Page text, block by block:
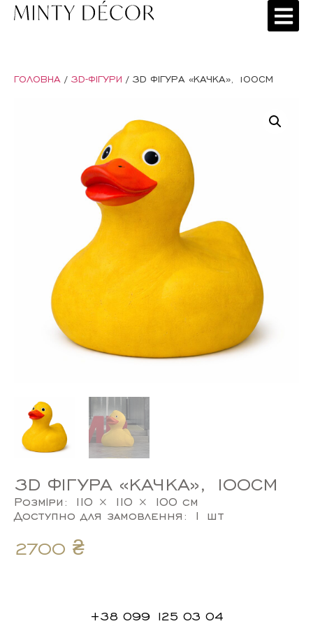
ГОЛОВНА / 3D-ФІГУРИ / 3D ФІГУРА «КАЧКА», 100СМ
3D ФІГУРА «КАЧКА», 100СМ
Розміри: 110 × 110 × 100 см
Доступно для замовлення: 1 шт
2700 ₴
+38 099 125 03 04